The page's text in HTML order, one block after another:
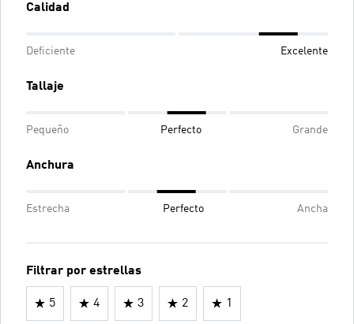
Calidad
Deficiente Excelente
Tallaje
Pequeño Perfecto Grande
Anchura
Estrecha Perfecto Ancha
Filtrar por estrellas
5 4 3 2 1